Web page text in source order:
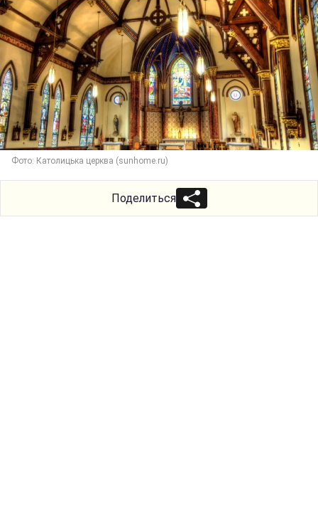
Фото: Католицька церква (sunhome.ru)
Поделиться